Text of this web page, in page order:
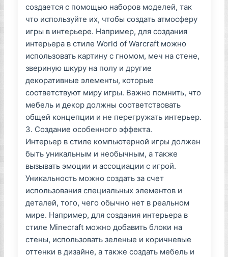
создается с помощью наборов моделей, так
что используйте их, чтобы создать атмосферу
игры в интерьере. Например, для создания
интерьера в стиле World of Warcraft можно
использовать картину с гномом, меч на стене,
звериную шкуру на полу и другие
декоративные элементы, которые
соответствуют миру игры. Важно помнить, что
мебель и декор должны соответствовать
общей концепции и не перегружать интерьер.
3. Создание особенного эффекта.
Интерьер в стиле компьютерной игры должен
быть уникальным и необычным, а также
вызывать эмоции и ассоциации с игрой.
Уникальность можно создать за счет
использования специальных элементов и
деталей, того, чего обычно нет в реальном
мире. Например, для создания интерьера в
стиле Minecraft можно добавить блоки на
стены, использовать зеленые и коричневые
оттенки в дизайне, а также создать мебель и